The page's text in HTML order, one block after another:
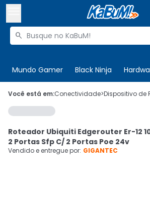
Buscar produtos

Mundo Gamer Black Ninja
 Olá. Acesse sua conta
 Departamentos
Cupons
CADASTRE-SE
Você está em:Conectividade>Dispositivo de
Roteador Ubiquiti Edgerouter Er-12
2 Portas Sfp C/ 2 Portas Poe 24v
Vendido e entregue por: GIGANTEC